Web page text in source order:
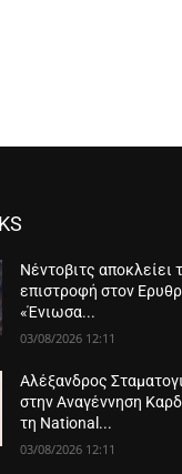
Νέντοβιτς αποκλείει
επιστροφή στον
«Ένιωσα...
03/08/2026 12:11
Αλέξανδρος
στην Αναγέννηση
τη National...
03/08/2026 12:11